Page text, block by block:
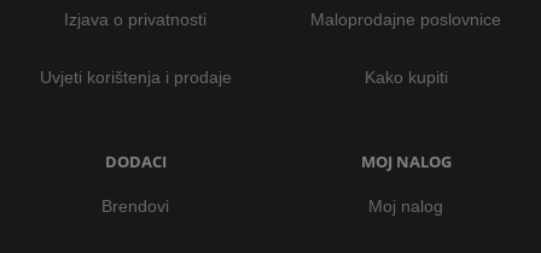
Izjava o privatnosti
Uvjeti korištenja i prodaje
Maloprodajne poslovnice
Kako kupiti
DODACI
Brendovi
MOJ NALOG
Moj nalog